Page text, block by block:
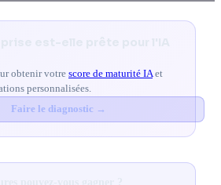
obtenir votre score de maturité IAet
personnalisées.
Faire le diagnostic →